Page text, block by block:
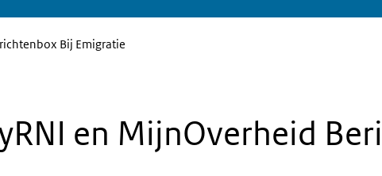
Bij Emigratie
en MijnOverheid